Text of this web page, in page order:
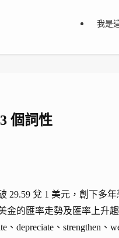
我是
個詞性
29.59 兌 1 美元，創下多
金的匯率走勢及匯率上升
depreciate、strengthen、